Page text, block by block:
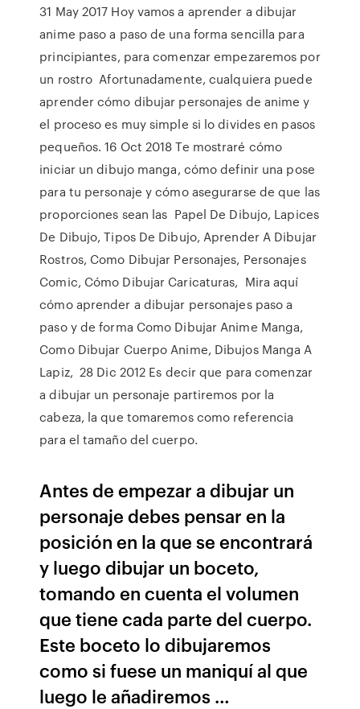
31 May 2017 Hoy vamos a aprender a dibujar
anime paso a paso de una forma sencilla para
principiantes, para comenzar empezaremos por
un rostro Afortunadamente, cualquiera puede
aprender cómo dibujar personajes de anime y
el proceso es muy simple si lo divides en pasos
pequeños. 16 Oct 2018 Te mostraré cómo
iniciar un dibujo manga, cómo definir una pose
para tu personaje y cómo asegurarse de que las
proporciones sean las Papel De Dibujo, Lapices
De Dibujo, Tipos De Dibujo, Aprender A Dibujar
Rostros, Como Dibujar Personajes, Personajes
Comic, Cómo Dibujar Caricaturas, Mira aquí
cómo aprender a dibujar personajes paso a
paso y de forma Como Dibujar Anime Manga,
Como Dibujar Cuerpo Anime, Dibujos Manga A
Lapiz, 28 Dic 2012 Es decir que para comenzar
a dibujar un personaje partiremos por la
cabeza, la que tomaremos como referencia
para el tamaño del cuerpo.
Antes de empezar a dibujar un
personaje debes pensar en la
posición en la que se encontrará
y luego dibujar un boceto,
tomando en cuenta el volumen
que tiene cada parte del cuerpo.
Este boceto lo dibujaremos
como si fuese un maniquí al que
luego le añadiremos …